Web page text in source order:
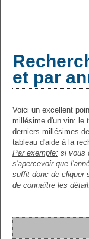
et par
Voici un excellent
millésime d'un vin: le
derniers millésimes
tableau d'aide à la
Par exemple: si vous
s'apercevoir que
suffit donc de cliquer
de connaître les